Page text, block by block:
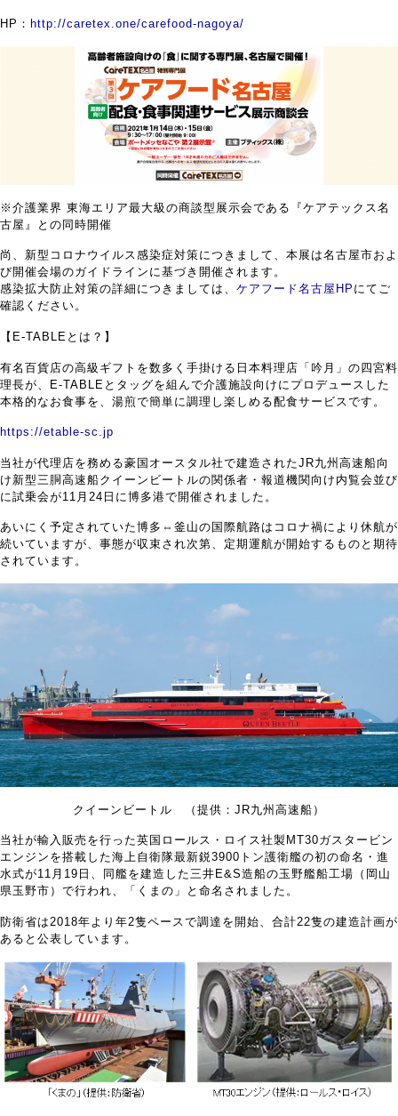
HP： http://caretex.one/carefood-nagoya/
※介護業界 東海エリア最大級の商談型展示会である『ケアテックス名
古屋』との同時開催
尚、新型コロナウイルス感染症対策につきまして、本展は名古屋市およ
び開催会場のガイドラインに基づき開催されます。
感染拡大防止対策の詳細につきましては、 ケアフード名古屋HP にてご
確認ください。
【E-TABLEとは？】
有名百貨店の高級ギフトを数多く手掛ける日本料理店「吟月」の四宮料
理長が、E-TABLEとタッグを組んで介護施設向けにプロデュースした
本格的なお食事を、湯煎で簡単に調理し楽しめる配食サービスです。
https://etable-sc.jp
当社が代理店を務める豪国オースタル社で建造されたJR九州高速船向
け新型三胴高速船クイーンビートルの関係者・報道機関向け内覧会並び
に試乗会が11月24日に博多港で開催されました。
あいにく予定されていた博多⇔釜山の国際航路はコロナ禍により休航が
続いていますが、事態が収束され次第、定期運航が開始するものと期待
されています。
クイーンビートル （提供：JR九州高速船）
当社が輸入販売を行った英国ロールス・ロイス社製MT30ガスタービン
エンジンを搭載した海上自衛隊最新鋭3900トン護衛艦の初の命名・進
水式が11月19日、同艦を建造した三井E&S造船の玉野艦船工場（岡山
県玉野市）で行われ、「くまの」と命名されました。
防衛省は2018年より年2隻ペースで調達を開始、合計22隻の建造計画が
あると公表しています。